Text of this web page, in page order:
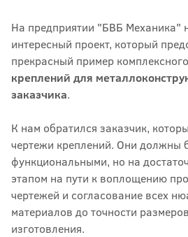
На предприятии "БВБ Механика"
интересный проект, который
прекрасный пример
креплений для
заказчика.
К нам обратился заказчик,
чертежи креплений. Они должны
функциональными, но на
этапом на пути к воплощению
чертежей и согласование всех
материалов до точности
изготовления.